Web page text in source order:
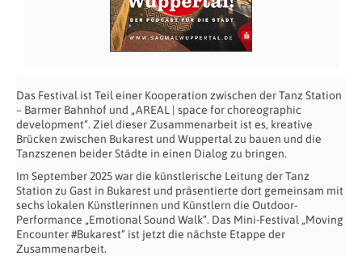
Das Festival ist Teil einer Kooperation zwischen der Tanz Station
– Barmer Bahnhof und „AREAL | space for choreographic
development“. Ziel dieser Zusammenarbeit ist es, kreative
Brücken zwischen Bukarest und Wuppertal zu bauen und die
Tanzszenen beider Städte in einen Dialog zu bringen.
Im September 2025 war die künstlerische Leitung der Tanz
Station zu Gast in Bukarest und präsentierte dort gemeinsam mit
sechs lokalen Künstlerinnen und Künstlern die Outdoor-
Performance „Emotional Sound Walk“. Das Mini-Festival „Moving
Encounter #Bukarest“ ist jetzt die nächste Etappe der
Zusammenarbeit.